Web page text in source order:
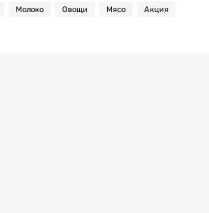
Молоко Овощи Мясо Акция